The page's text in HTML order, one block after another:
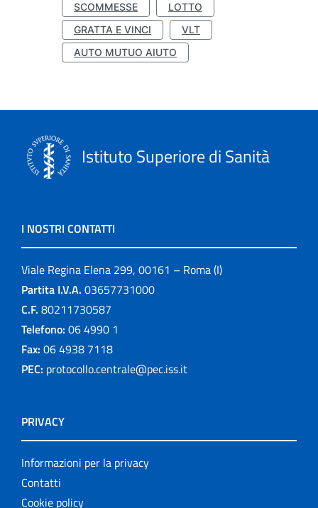
SCOMMESSE
LOTTO
GRATTA E VINCI
VLT
AUTO MUTUO AIUTO
Istituto Superiore di Sanità
I NOSTRI CONTATTI
Viale Regina Elena 299, 00161 – Roma (I)
Partita I.V.A. 03657731000
C.F. 80211730587
Telefono: 06 4990 1
Fax: 06 4938 7118
PEC: protocollo.centrale@pec.iss.it
PRIVACY
Informazioni per la privacy
Contatti
Cookie policy